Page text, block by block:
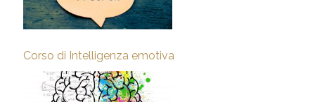
Corso di Intelligenza emotiva